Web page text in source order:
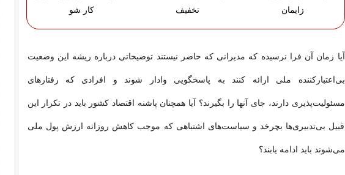
زایمان
تخفیف
کار شو
آیا زمان آن فرا نرسیده که مدیرانی که حاضر نیستند توضیحاتی درباره ریشه این وضعیت
بی‌اعتبارکننده ملی ارائه کنند به پاسخگویی وادار شوند و افرادی که رفتارهای
مسئولیت‌پذیری دارند، جای آنها را بگیرند؟ آیا همچنان پاشنه اقتصاد کشور باید در تکرار این
قبیل بی‌تدبیری‌ها بچرخد و سیاست‌های اشتباهی که موجب کاهش روزانه ارزش پول ملی
می‌شوند باید ادامه یابند؟